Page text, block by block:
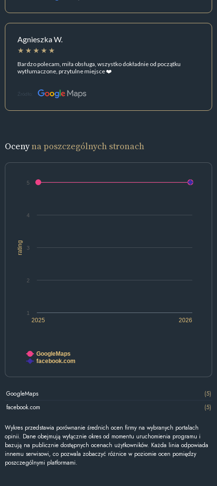
Agnieszka W.
Bardzo polecam, miła obsługa, wszystko dokładnie od początku
wytłumaczone, przytulne miejsce ❤️
Źródło:
Ocenyna poszczególnych stronach
rating
2025 2026
1
2
3
4
5
GoogleMaps
facebook.com
GoogleMaps
(5)
facebook.com
(5)
Wykres przedstawia porównanie średnich ocen firmy na wybranych portalach
opinii. Dane obejmują wyłącznie okres od momentu uruchomienia programu i
bazują na publicznie dostępnych ocenach użytkowników. Każda linia odpowiada
innemu serwisowi, co pozwala zobaczyć różnice w poziomie ocen pomiędzy
poszczególnymi platformami.